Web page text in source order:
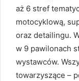
aż 6 stref
motocyklową,
oraz detailingu.
w 9 pawilonach
wystawców.
towarzyszące –